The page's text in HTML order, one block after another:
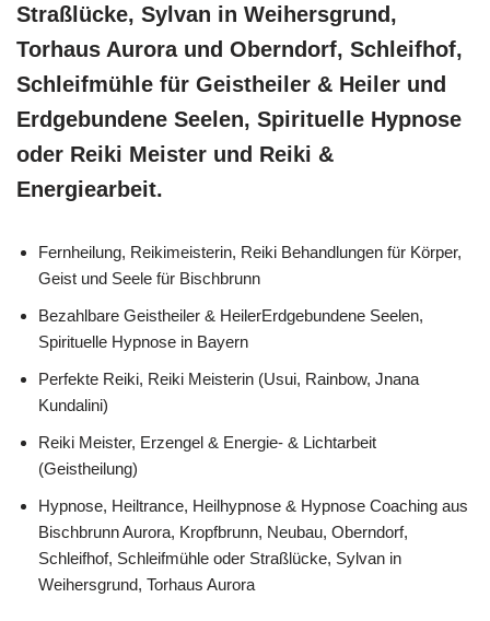
Straßlücke, Sylvan in Weihersgrund,
Torhaus Aurora und Oberndorf, Schleifhof,
Schleifmühle für Geistheiler & Heiler und
Erdgebundene Seelen, Spirituelle Hypnose
oder Reiki Meister und Reiki &
Energiearbeit.
Fernheilung, Reikimeisterin, Reiki Behandlungen für Körper,
Geist und Seele für Bischbrunn
Bezahlbare Geistheiler & HeilerErdgebundene Seelen,
Spirituelle Hypnose in Bayern
Perfekte Reiki, Reiki Meisterin (Usui, Rainbow, Jnana
Kundalini)
Reiki Meister, Erzengel & Energie- & Lichtarbeit
(Geistheilung)
Hypnose, Heiltrance, Heilhypnose & Hypnose Coaching aus
Bischbrunn Aurora, Kropfbrunn, Neubau, Oberndorf,
Schleifhof, Schleifmühle oder Straßlücke, Sylvan in
Weihersgrund, Torhaus Aurora